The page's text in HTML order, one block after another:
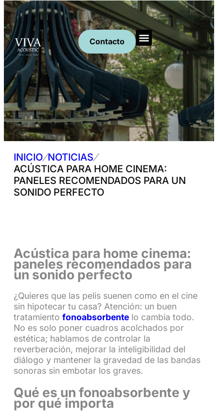
Contacto
INICIO/NOTICIAS/
ACÚSTICA PARA HOME CINEMA:
PANELES RECOMENDADOS PARA UN
SONIDO PERFECTO
Acústica para home cinema:
paneles recomendados para
un sonido perfecto
¿Quieres que las pelis suenen como en el cine
sin hipotecar tu casa? Atención: un buen
tratamiento fonoabsorbente lo cambia todo.
No es solo poner cuadros acolchados por
estética; hablamos de controlar la
reverberación, mejorar la inteligibilidad del
diálogo y mantener la gravedad de las bandas
sonoras sin embotar los graves.
Qué es un fonoabsorbente y
por qué importa